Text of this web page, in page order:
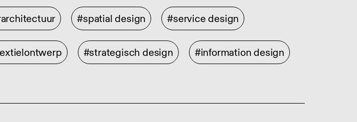
#spatial design #service design
#strategisch design #information design